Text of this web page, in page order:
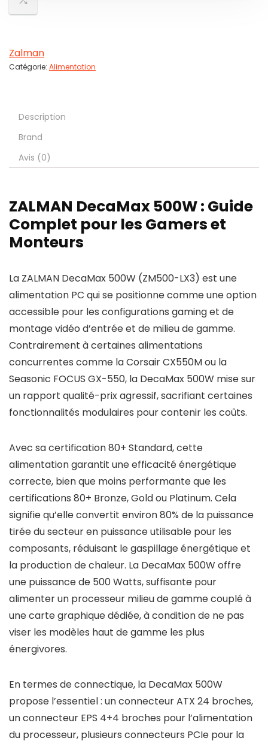
Zalman
Catégorie: Alimentation
Description
Brand
Avis (0)
ZALMAN DecaMax 500W : Guide
Complet pour les Gamers et
Monteurs
La ZALMAN DecaMax 500W (ZM500-LX3) est une
alimentation PC qui se positionne comme une option
accessible pour les configurations gaming et de
montage vidéo d’entrée et de milieu de gamme.
Contrairement à certaines alimentations
concurrentes comme la Corsair CX550M ou la
Seasonic FOCUS GX-550, la DecaMax 500W mise sur
un rapport qualité-prix agressif, sacrifiant certaines
fonctionnalités modulaires pour contenir les coûts.
Avec sa certification 80+ Standard, cette
alimentation garantit une efficacité énergétique
correcte, bien que moins performante que les
certifications 80+ Bronze, Gold ou Platinum. Cela
signifie qu’elle convertit environ 80% de la puissance
tirée du secteur en puissance utilisable pour les
composants, réduisant le gaspillage énergétique et
la production de chaleur. La DecaMax 500W offre
une puissance de 500 Watts, suffisante pour
alimenter un processeur milieu de gamme couplé à
une carte graphique dédiée, à condition de ne pas
viser les modèles haut de gamme les plus
énergivores.
En termes de connectique, la DecaMax 500W
propose l’essentiel : un connecteur ATX 24 broches,
un connecteur EPS 4+4 broches pour l’alimentation
du processeur, plusieurs connecteurs PCIe pour la